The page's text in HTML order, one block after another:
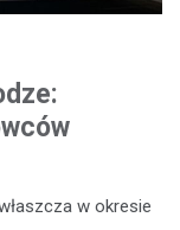
w okresie